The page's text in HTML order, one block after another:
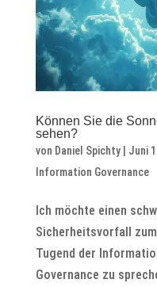
Können Sie die
sehen?
von Daniel Spichty| Juni
Information Governance
Ich möchte einen
Sicherheitsvorfall
Tugend der
Governance zu